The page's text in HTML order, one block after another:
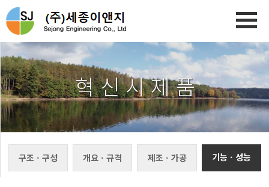
혁 신 시 제 품
구조ㆍ구성 개요ㆍ규격 제조ㆍ가공 기능ㆍ성능